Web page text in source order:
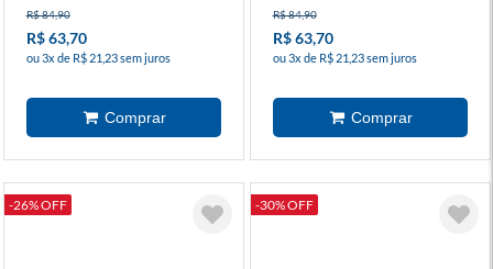
R$ 84,90
R$ 63,70
ou 3x de R$ 21,23 sem juros
R$ 84,90
R$ 63,70
ou 3x de R$ 21,23 sem juros
-26% OFF -30% OFF